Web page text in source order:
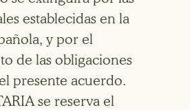
establecidas en la
y por el
de las obligaciones
presente acuerdo.
se reserva el